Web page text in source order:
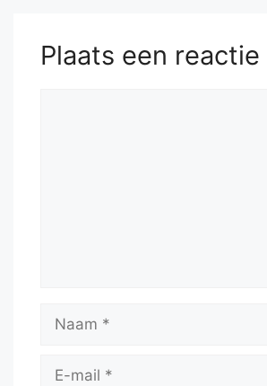
Kxg6 51.f7
Plaats een reactie
Naam